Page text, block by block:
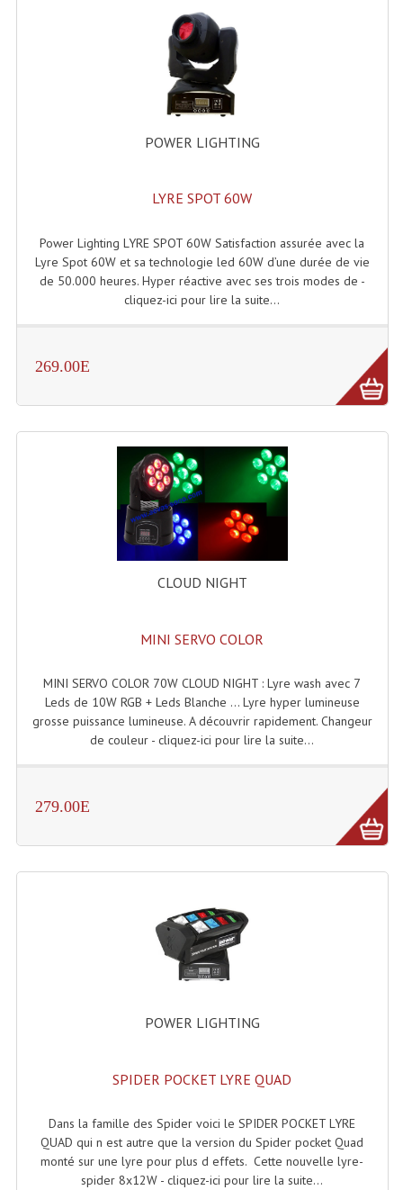
Les Packs Light
Lumières Noire
Lyres
Projecteur De Gobo
Projecteur Extérieur Multifaisceaux
Projecteur Led Sur Batterie
Projecteurs Leds
Projecteurs Plafonniers Et Encastrés
Projecteurs Théâtre Led
Projecteurs Traditionnels
Projecteurs Cycliodes
Projecteurs Poursuite
Projecteurs Théatre: Plan Convexe Fresnel
Câbles, Connectiques.
Câblage Electrique
Câble Rallonge DMX512 MIDI
Câbles Module, Cables Audio
Câble Multi-Paires Audio
Adaptateurs Audio
Divers Bricolage
POWER LIGHTING
LYRE SPOT 60W
Power Lighting LYRE SPOT 60W Satisfaction assurée avec la
Lyre Spot 60W et sa technologie led 60W d’une durée de vie
de 50.000 heures. Hyper réactive avec ses trois modes de -
cliquez-ici pour lire la suite...
269.00E
CLOUD NIGHT
MINI SERVO COLOR
MINI SERVO COLOR 70W CLOUD NIGHT : Lyre wash avec 7
Leds de 10W RGB + Leds Blanche ... Lyre hyper lumineuse
grosse puissance lumineuse. A découvrir rapidement. Changeur
de couleur - cliquez-ici pour lire la suite...
279.00E
POWER LIGHTING
SPIDER POCKET LYRE QUAD
Dans la famille des Spider voici le SPIDER POCKET LYRE
QUAD qui n est autre que la version du Spider pocket Quad
monté sur une lyre pour plus d effets. Cette nouvelle lyre-
spider 8x12W - cliquez-ici pour lire la suite...